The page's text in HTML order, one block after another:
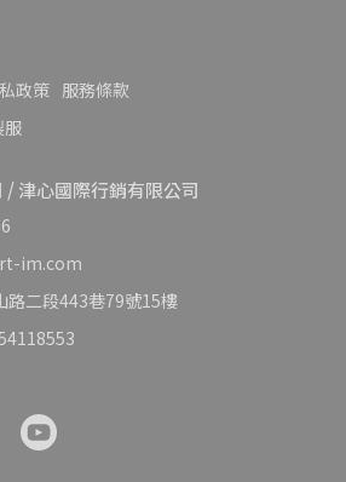
政策 服務條款
服
津心國際行銷有限公司
im.com
路二段443巷79號15樓